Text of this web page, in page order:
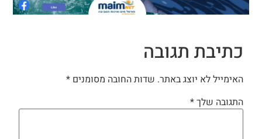
כתיבת תגובה
האימייל לא יוצג באתר. שדות החובה מסומנים *
התגובה שלך*